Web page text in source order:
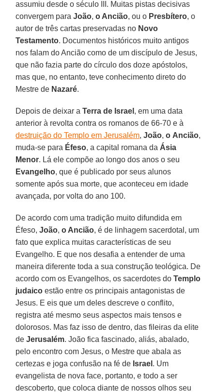
assumiu desde o século III. Muitas pistas decisivas
convergem paraJoão,o Ancião, ou o Presbítero, o
autor de três cartas preservadas no Novo
Testamento. Documentos históricos muito antigos
nos falam do Ancião como de um discípulo de Jesus,
que não fazia parte do círculo dos doze apóstolos,
mas que, no entanto, teve conhecimento direto do
Mestre de Nazaré.
Depois de deixar aTerra de Israel , em uma data
anterior à revolta contra os romanos de 66-70 e à
destruição do Templo em Jerusalém,João,o Ancião,
muda-se para Éfeso, a capital romana da Ásia
Menor. Lá ele compõe ao longo dos anos o seu
Evangelho, que é publicado por seus alunos
somente após sua morte, que aconteceu em idade
avançada, por volta do ano 100.
De acordo com uma tradição muito difundida em
Éfeso,João,o Ancião, é de linhagem sacerdotal, um
fato que explica muitas características de seu
Evangelho. E que nos desafia a entender de uma
maneira diferente toda a sua construção teológica. De
acordo com os Evangelhos, os sacerdotes doTemplo
judaico estão entre os principais antagonistas de
Jesus. E eis que um deles descreve o conflito,
registra até mesmo seus aspectos mais tensos e
dolorosos. Mas faz isso de dentro, das fileiras da elite
deJerusalém. João fica fascinado, aliás, abalado,
pelo encontro com Jesus, o Mestre que abala as
certezas e joga confusão na fé de Israel . Um
evangelista de nova face, portanto, e todo a ser
descoberto, que coloca diante de nossos olhos seu